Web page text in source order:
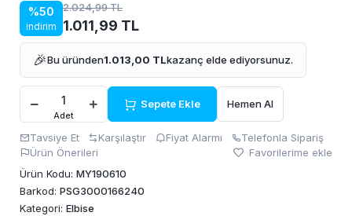
%50
indirim
2.024,99 TL
1.011,99 TL
🎉Bu üründen1.013,00 TLkazanç elde ediyorsunuz.
Adet
Sepete Ekle Hemen Al
Tavsiye Et Karşılaştır Fiyat Alarmı
Telefonla Sipariş
Ürün Önerileri
Favorilerime ekle
Ürün Kodu: MY190610
Barkod: PSG3000166240
Kategori: Elbise